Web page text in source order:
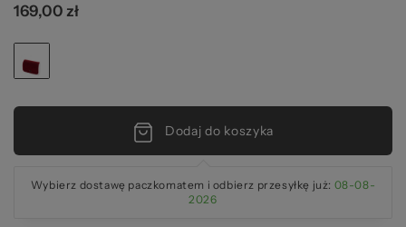
169,00 zł
Dodaj do koszyka
Wybierz dostawę paczkomatem i odbierz przesyłkę już: 08-08-
2026